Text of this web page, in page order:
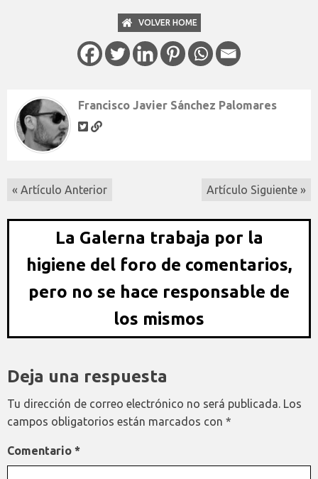
VOLVER HOME
Francisco Javier Sánchez Palomares
« Artículo Anterior Artículo Siguiente »
La Galerna trabaja por la
higiene del foro de comentarios,
pero no se hace responsable de
los mismos
Deja una respuesta
Tu dirección de correo electrónico no será publicada. Los
campos obligatorios están marcados con *
Comentario *